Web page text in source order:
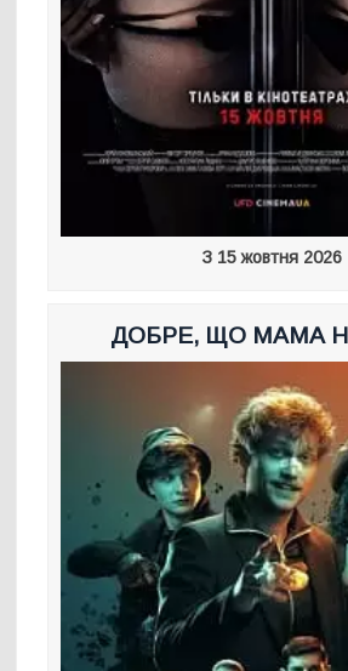
З 15 жовтня 2026
ДОБРЕ, ЩО МАМА